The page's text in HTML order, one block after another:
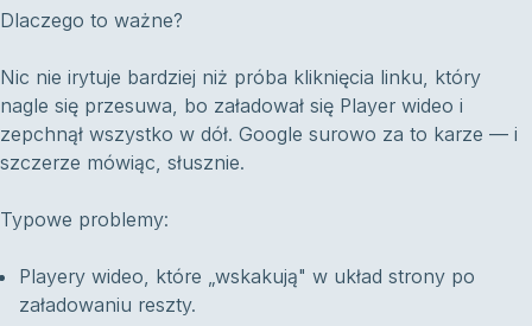
Dlaczego to ważne?
Nic nie irytuje bardziej niż próba kliknięcia linku, który
nagle się przesuwa, bo załadował się Player wideo i
zepchnął wszystko w dół. Google surowo za to karze — i
szczerze mówiąc, słusznie.
Typowe problemy:
Playery wideo, które „wskakują" w układ strony po
załadowaniu reszty.